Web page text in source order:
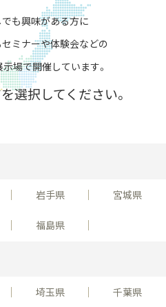
も興味がある方に
セミナーや体験会などの
場で開催しています。
選択してください。
岩手県 宮城県
福島県
埼玉県 千葉県